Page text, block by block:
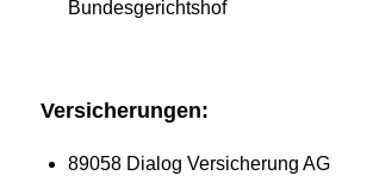
Bundesgerichtshof
Versicherungen:
89058 Dialog Versicherung AG